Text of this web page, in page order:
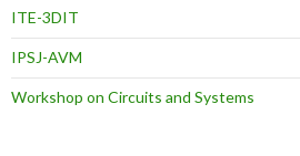
ITE-3DIT
IPSJ-AVM
Workshop on Circuits and Systems